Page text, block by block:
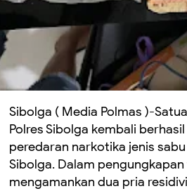
Sibolga ( Media Polmas )-
Polres Sibolga kembali
peredaran narkotika jenis
Sibolga. Dalam
mengamankan dua pria